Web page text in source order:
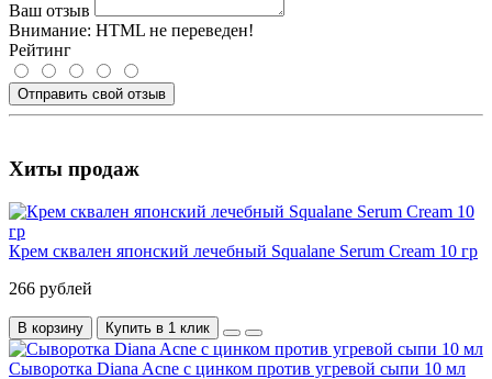
Ваш отзыв
Внимание: HTML не переведен!
Рейтинг
Отправить свой отзыв
Хиты продаж
Крем сквален японский лечебный Squalane Serum Cream 10 гр
266 рублей
В корзину Купить в 1 клик
Сыворотка Diana Acne с цинком против угревой сыпи 10 мл